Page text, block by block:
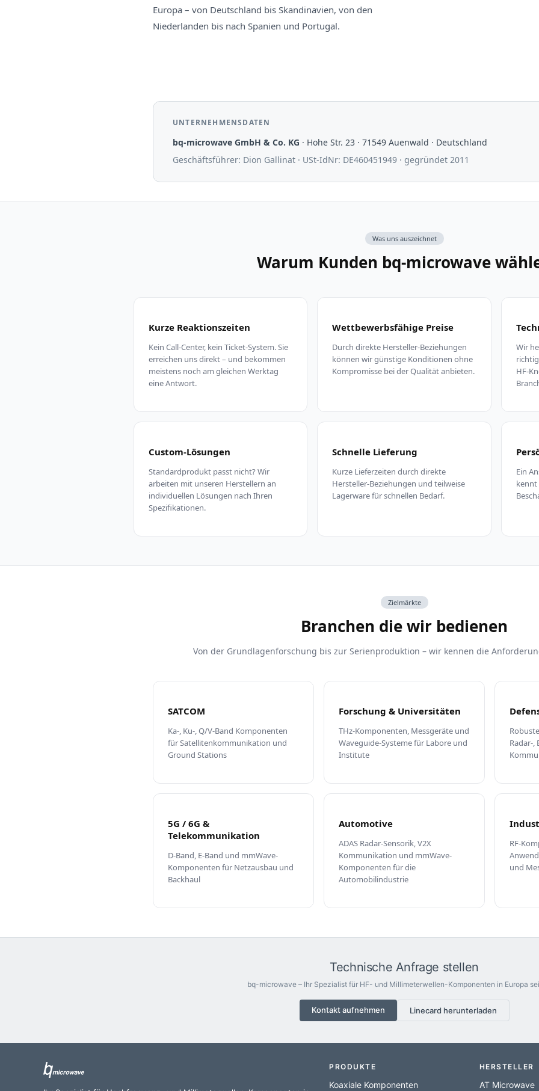
Europa – von Deutschland bis Skandinavien, von den
Niederlanden bis nach Spanien und Portugal.
UNTERNEHMENSDATEN
bq-microwave GmbH & Co. KG · Hohe Str. 23 · 71549 Auenwald · Deutschland
Geschäftsführer: Dion Gallinat · USt-IdNr: DE460451949 · gegründet 2011
Was uns auszeichnet
Warum Kunden bq-microwave
Kurze Reaktionszeiten
Kein Call-Center, kein Ticket-System. Sie
erreichen uns direkt – und bekommen
meistens noch am gleichen Werktag
eine Antwort.
Wettbewerbsfähige Preise
Durch direkte Hersteller-Beziehungen
können wir günstige Konditionen ohne
Kompromisse bei der Qualität anbieten.
Wir
HF-
Custom-Lösungen
Standardprodukt passt nicht? Wir
arbeiten mit unseren Herstellern an
individuellen Lösungen nach Ihren
Spezifikationen.
Schnelle Lieferung
Kurze Lieferzeiten durch direkte
Hersteller-Beziehungen und teilweise
Lagerware für schnellen Bedarf.
Ein
kennt
Zielmärkte
Branchen die wir bedienen
Von der Grundlagenforschung bis zur Serienproduktion – wir kennen die
SATCOM
Ka-, Ku-, Q/V-Band Komponenten
für Satellitenkommunikation und
Ground Stations
Forschung & Universitäten
THz-Komponenten, Messgeräte und
Waveguide-Systeme für Labore und
Institute
Radar-,
5G / 6G &
Telekommunikation
D-Band, E-Band und mmWave-
Komponenten für Netzausbau und
Backhaul
Automotive
ADAS Radar-Sensorik, V2X
Kommunikation und mmWave-
Komponenten für die
Automobilindustrie
RF-
und
Technische Anfrage stellen
bq-microwave – Ihr Spezialist für HF- und Millimeterwellen-Komponenten in Europa
Kontakt aufnehmen Linecard herunterladen
PRODUKTE
Koaxiale Komponenten
HERSTELLER
AT Microwave